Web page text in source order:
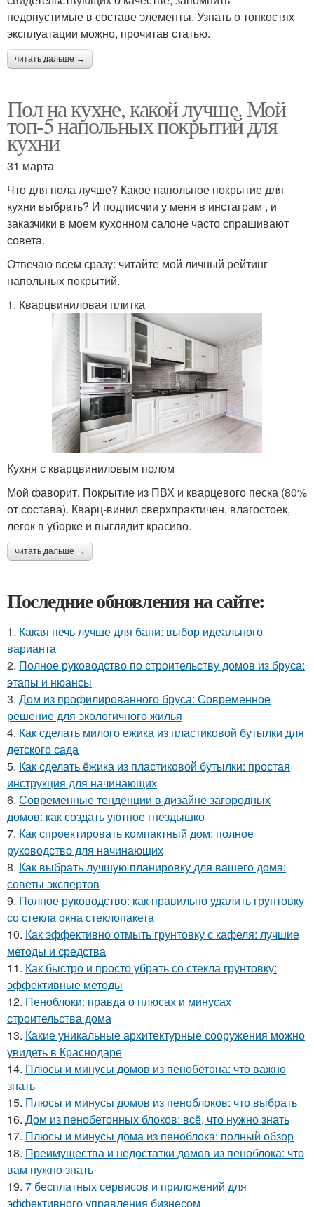
недопустимые в составе элементы. Узнать о тонкостях
эксплуатации можно, прочитав статью.
читать дальше →
Пол на кухне, какой лучше. Мой
топ-5 напольных покрытий для
кухни
31 марта
Что для пола лучше? Какое напольное покрытие для
кухни выбрать? И подписчии у меня в инстаграм , и
заказчики в моем кухонном салоне часто спрашивают
совета.
Отвечаю всем сразу: читайте мой личный рейтинг
напольных покрытий.
1. Кварцвиниловая плитка
Кухня с кварцвиниловым полом
Мой фаворит. Покрытие из ПВХ и кварцевого песка (80%
от состава). Кварц-винил сверхпрактичен, влагостоек,
легок в уборке и выглядит красиво.
читать дальше →
Последние обновления на сайте:
1. Какая печь лучше для бани: выбор идеального
варианта
2. Полное руководство по строительству домов из бруса:
этапы и нюансы
3. Дом из профилированного бруса: Современное
решение для экологичного жилья
4. Как сделать милого ежика из пластиковой бутылки для
детского сада
5. Как сделать ёжика из пластиковой бутылки: простая
инструкция для начинающих
6. Современные тенденции в дизайне загородных
домов: как создать уютное гнездышко
7. Как спроектировать компактный дом: полное
руководство для начинающих
8. Как выбрать лучшую планировку для вашего дома:
советы экспертов
9. Полное руководство: как правильно удалить грунтовку
со стекла окна стеклопакета
10. Как эффективно отмыть грунтовку с кафеля: лучшие
методы и средства
11. Как быстро и просто убрать со стекла грунтовку:
эффективные методы
12. Пеноблоки: правда о плюсах и минусах
строительства дома
13. Какие уникальные архитектурные сооружения можно
увидеть в Краснодаре
14. Плюсы и минусы домов из пенобетона: что важно
знать
15. Плюсы и минусы домов из пеноблоков: что выбрать
16. Дом из пенобетонных блоков: всё, что нужно знать
17. Плюсы и минусы дома из пеноблока: полный обзор
18. Преимущества и недостатки домов из пеноблока: что
вам нужно знать
19. 7 бесплатных сервисов и приложений для
эффективного управления бизнесом